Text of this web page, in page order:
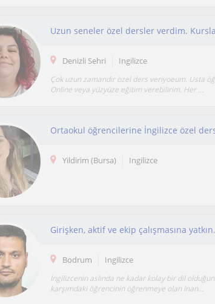
Denizli Sehri Ingilizce
Çok uzun zamandır özel ders veriyoeum. Usta
Online veya yüzyüze eğitim verebilirim. Her ...
Ortaokul öğrencilerine İngilizce özel
Yildirim (Bursa) Ingilizce
Girişken, aktif ve ekip çalışmasına
Bodrum Ingilizce
İngilizcenin aslında ne kadar kolay bir dil
karşımdaki öğrencinin öğrenmeye olan inan...